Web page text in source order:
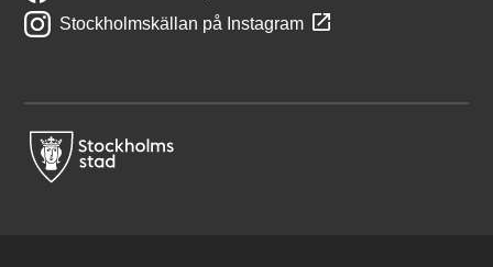
Stockholmskällan på Instagram